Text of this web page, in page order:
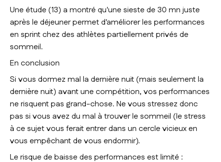
Une étude (13) a montré qu'une sieste de 30 mn juste
après le déjeuner permet d'améliorer les performances
en sprint chez des athlètes partiellement privés de
sommeil.
En conclusion
Si vous dormez mal la dernière nuit (mais seulement la
dernière nuit) avant une compétition, vos performances
ne risquent pas grand-chose. Ne vous stressez donc
pas si vous avez du mal à trouver le sommeil (le stress
à ce sujet vous ferait entrer dans un cercle vicieux en
vous empêchant de vous endormir).
Le risque de baisse des performances est limité :